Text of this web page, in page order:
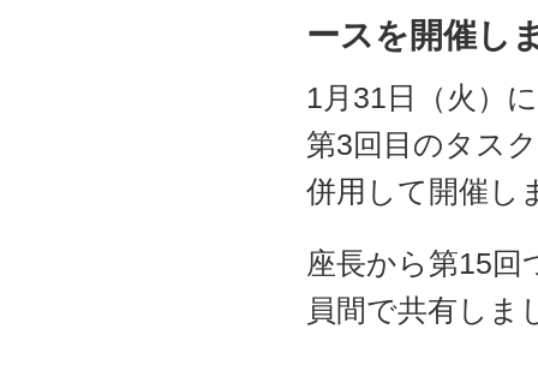
ースを開催し
1月31日（火）
第3回目のタス
併用して開催し
座長から第15回
員間で共有しま